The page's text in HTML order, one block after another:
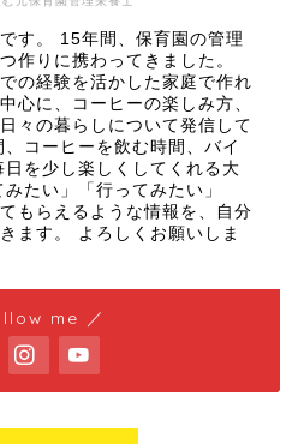
す。 15年間、保育園の管理
作りに携わってきました。
の経験を活かした家庭で作れ
心に、コーヒーの楽しみ方、
々の暮らしについて発信して
コーヒーを飲む時間、バイ
を少し楽しくしてくれる大
たい」「行ってみたい」
もらえるような情報を、自分
ます。 よろしくお願いしま
me ／